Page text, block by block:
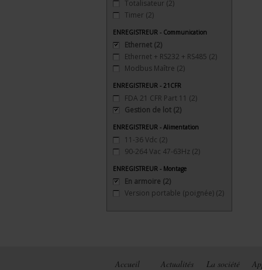
Totalisateur (2)
Timer (2)
ENREGISTREUR - Communication
Ethernet (2)
Ethernet + RS232 + RS485 (2)
Modbus Maître (2)
ENREGISTREUR - 21CFR
FDA 21 CFR Part 11 (2)
Gestion de lot (2)
ENREGISTREUR - Alimentation
11-36 Vdc (2)
90-264 Vac 47-63Hz (2)
ENREGISTREUR - Montage
En armoire (2)
Version portable (poignée) (2)
Accueil Actualités La société